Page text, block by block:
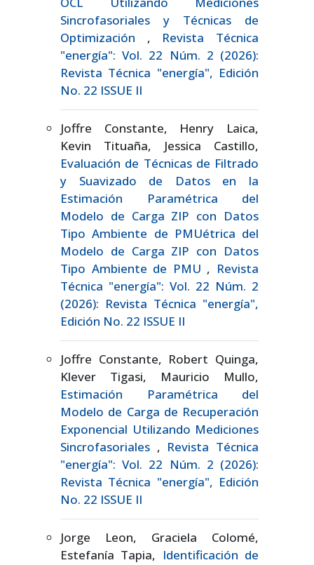
Sincrofasoriales y Técnicas de
Optimización , Revista Técnica
"energía": Vol. 22 Núm. 2 (2026):
Revista Técnica "energía", Edición
No. 22 ISSUE II
Joffre Constante, Henry Laica,
Kevin Tituaña, Jessica Castillo,
Evaluación de Técnicas de Filtrado
y Suavizado de Datos en la
Estimación Paramétrica del
Modelo de Carga ZIP con Datos
Tipo Ambiente de PMUétrica del
Modelo de Carga ZIP con Datos
Tipo Ambiente de PMU , Revista
Técnica "energía": Vol. 22 Núm. 2
(2026): Revista Técnica "energía",
Edición No. 22 ISSUE II
Joffre Constante, Robert Quinga,
Klever Tigasi, Mauricio Mullo,
Estimación Paramétrica del
Modelo de Carga de Recuperación
Exponencial Utilizando Mediciones
Sincrofasoriales , Revista Técnica
"energía": Vol. 22 Núm. 2 (2026):
Revista Técnica "energía", Edición
No. 22 ISSUE II
Jorge Leon, Graciela Colomé,
Estefanía Tapia, Identificación de